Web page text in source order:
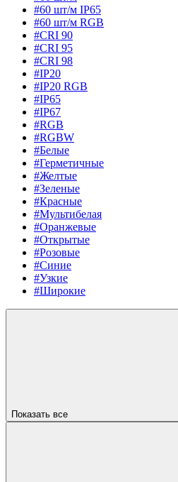
#60 шт/м IP65
#60 шт/м RGB
#CRI 90
#CRI 95
#CRI 98
#IP20
#IP20 RGB
#IP65
#IP67
#RGB
#RGBW
#Белые
#Герметичные
#Желтые
#Зеленые
#Красные
#Мультибелая
#Оранжевые
#Открытые
#Розовые
#Синие
#Узкие
#Широкие
Показать все